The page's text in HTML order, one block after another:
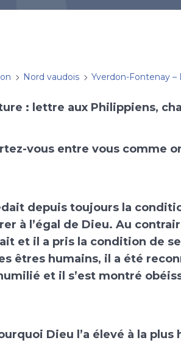
Nord vaudois Yverdon-Fontenay –
: lettre aux Philippiens,
vous entre vous comme
depuis toujours la
à l’égal de Dieu. Au
et il a pris la condition de
êtres humains, il a été
et il s’est montré
Dieu l’a élevé à la